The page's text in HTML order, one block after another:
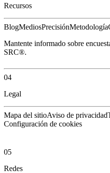
Recursos
BlogMediosPrecisiónMetodología
Mantente informado sobre
SRC®.
04
Legal
Mapa del sitioAviso de privacidad
Configuración de cookies
05
Redes